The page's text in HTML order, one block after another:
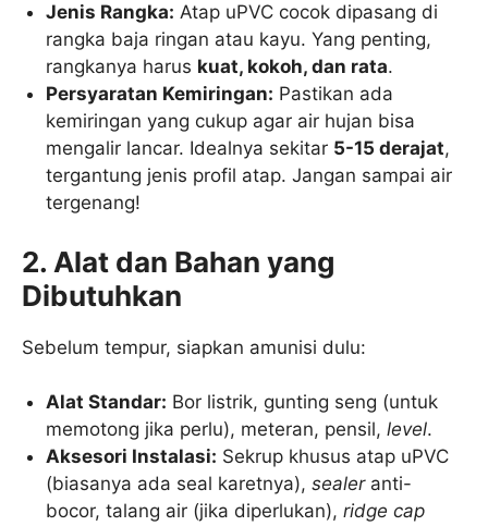
Jenis Rangka: Atap uPVC cocok dipasang di
rangka baja ringan atau kayu. Yang penting,
rangkanya harus kuat, kokoh, dan rata.
Persyaratan Kemiringan: Pastikan ada
kemiringan yang cukup agar air hujan bisa
mengalir lancar. Idealnya sekitar 5-15 derajat,
tergantung jenis profil atap. Jangan sampai air
tergenang!
2. Alat dan Bahan yang
Dibutuhkan
Sebelum tempur, siapkan amunisi dulu:
Alat Standar: Bor listrik, gunting seng (untuk
memotong jika perlu), meteran, pensil,level.
Aksesori Instalasi: Sekrup khusus atap uPVC
(biasanya ada seal karetnya),sealeranti-
bocor, talang air (jika diperlukan),ridge cap